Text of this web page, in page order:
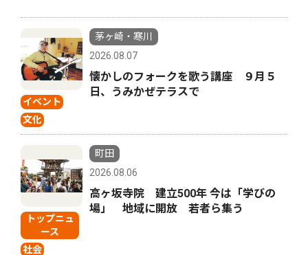
イベント
文化
茅ヶ崎・寒川
2026.08.07
懐かしのフォークを歌う講座 ９月５
日、うみかぜテラスで
トップニュ
ース
社会
町田
2026.08.06
高ヶ坂寺院 建立500年 今は「学びの
場」 地域に開放 若者ら集う